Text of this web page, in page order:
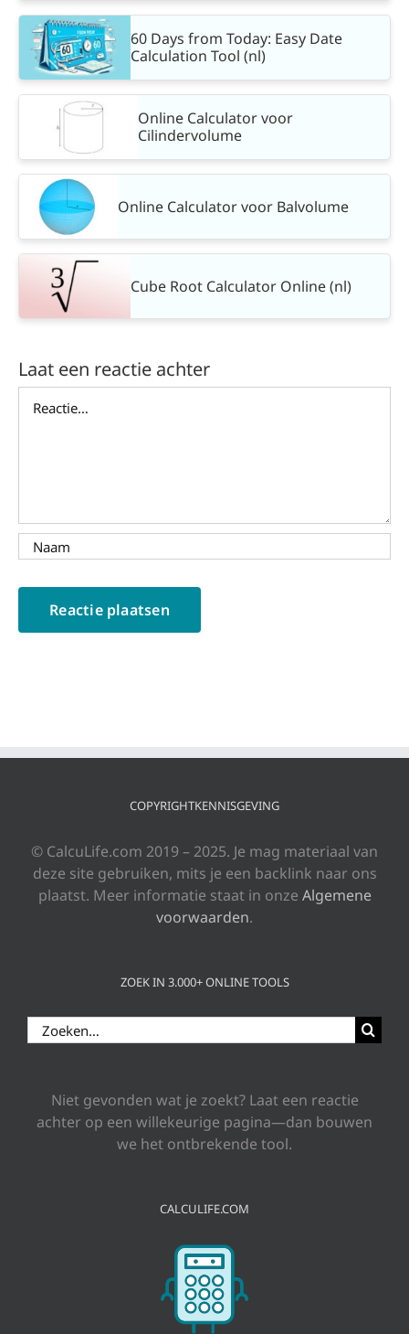
60 Days from Today: Easy Date
Calculation Tool (nl)
Online Calculator voor
Cilindervolume
Online Calculator voor Balvolume
Cube Root Calculator Online (nl)
Laat een reactie achter
COPYRIGHTKENNISGEVING
© CalcuLife.com 2019 – 2025. Je mag materiaal van
deze site gebruiken, mits je een backlink naar ons
plaatst. Meer informatie staat in onze Algemene
voorwaarden.
ZOEK IN 3.000+ ONLINE TOOLS
Zoeken
naar:
Niet gevonden wat je zoekt? Laat een reactie
achter op een willekeurige pagina—dan bouwen
we het ontbrekende tool.
CALCULIFE.COM